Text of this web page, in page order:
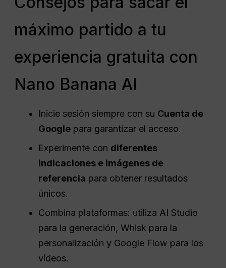
máximo partido a tu
experiencia gratuita con
Nano Banana AI
Inicie sesión siempre con su Cuenta de
Google para garantizar el acceso.
Experimente con diferentes
indicaciones e imágenes de
referencia para obtener resultados
únicos.
Combina plataformas: utiliza AI Studio
para la generación, Whisk para la
personalización y Google Flow para los
vídeos.